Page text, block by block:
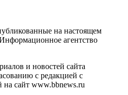
на настоящем
агентство
и новостей сайта
с редакцией с
на сайт www.bbnews.ru